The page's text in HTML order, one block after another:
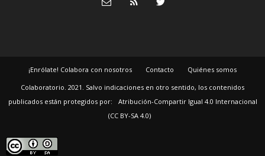
¡Enrólate! Colabora con nosotros Contacto
Quiénes somos
Colaboratorio. 2021. Salvo indicaciones en otro sentido, los contenidos
publicados están protegidos por:
Atribución-Compartir Igual 4.0 Internacional
(CC BY-SA 4.0)